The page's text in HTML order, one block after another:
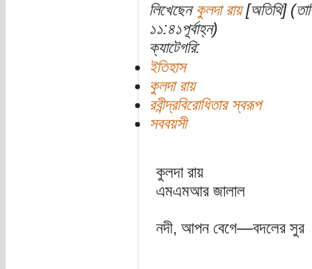
লিখেছেন কুলদা রায়[অতিথি]
১১:৪১পূর্বাহ্ন)
ক্যাটেগরি:
ইতিহাস
কুলদা রায়
রবীন্দ্রবিরোধিতার স্বরূপ
সববয়সী
কুলদা রায়
এমএমআর জালাল
নদী, আপন বেগে—বদলের সুর